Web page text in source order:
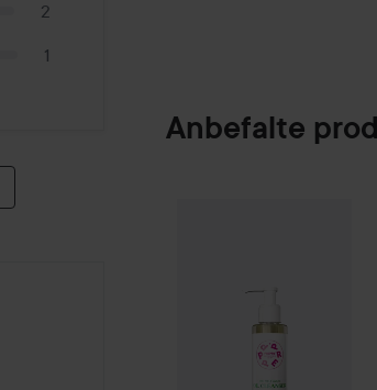
2
1
Anbefalte